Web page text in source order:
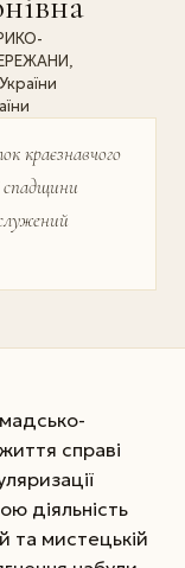
крає­знавчого
спадщини
справі
діяльність
та мистецькій